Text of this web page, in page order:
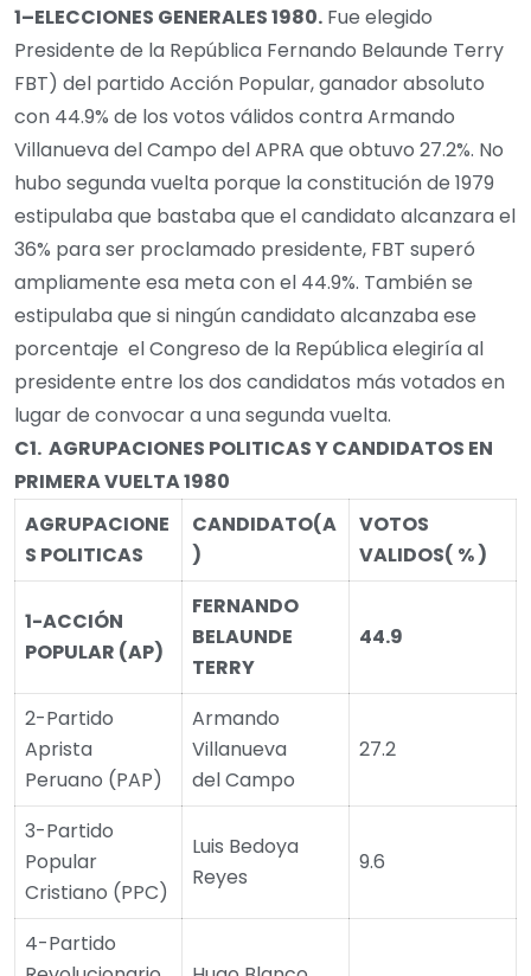
1–ELECCIONES GENERALES1980. Fue elegido
Presidente de la República Fernando Belaunde Terry
FBT) del partido Acción Popular, ganador absoluto
con 44.9% de los votos válidos contra Armando
Villanueva del Campo del APRA que obtuvo 27.2%. No
hubo segunda vuelta porque la constitución de 1979
estipulaba que bastaba que el candidato alcanzara el
36% para ser proclamado presidente, FBT superó
ampliamente esa meta con el 44.9%. También se
estipulaba que si ningún candidato alcanzaba ese
porcentaje el Congreso de la República elegiría al
presidente entre los dos candidatos más votados en
lugar de convocar a una segunda vuelta.
C1. AGRUPACIONES POLITICAS Y CANDIDATOS EN
PRIMERA VUELTA1980
AGRUPACIONE
S POLITICAS
CANDIDATO(A
)
VOTOS
VALIDOS( % )
1-ACCIÓN
POPULAR (AP)
FERNANDO
BELAUNDE
TERRY
44.9
2-Partido
Aprista
Peruano (PAP)
Armando
Villanueva
del Campo
27.2
3-Partido
Popular
Cristiano (PPC)
Luis Bedoya
Reyes
9.6
4-Partido